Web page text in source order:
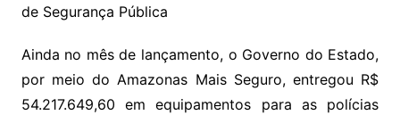
de Segurança Pública
Ainda no mês de lançamento, o Governo do Estado,
por meio do Amazonas Mais Seguro, entregou R$
54.217.649,60 em equipamentos para as polícias